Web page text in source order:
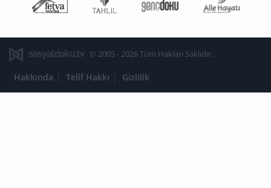
© 2005 - 2026 Tüm Hakları Saklıdır.
Hakkında Telif Hakkı Gizlilik